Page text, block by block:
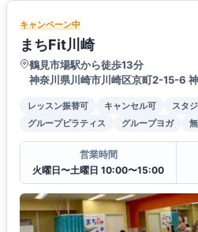
キャンペーン中
まちFit川崎
鶴見市場駅から徒歩13分
神奈川県川崎市川崎区京町2-15-6
レッスン振替可 キャンセル可
スタ
グループピラティス
グループヨガ
営業時間
火曜日〜土曜日 10:00〜15:00